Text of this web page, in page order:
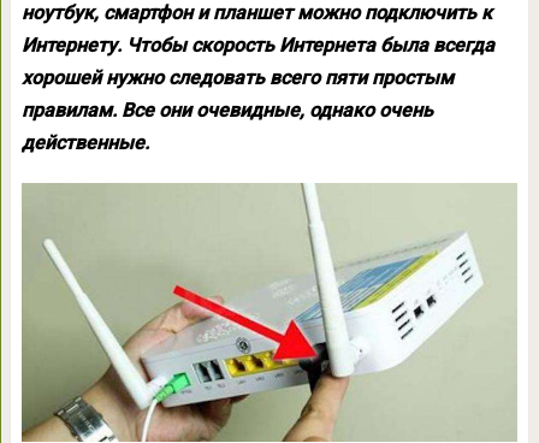
ноутбук, смартфон и планшет можно подключить к
Интернету. Чтобы скорость Интернета была всегда
хорошей нужно следовать всего пяти простым
правилам. Все они очевидные, однако очень
действенные.